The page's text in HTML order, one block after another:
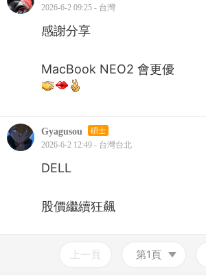
2026-6-2 09:25 - 台灣
感謝分享
MacBook NEO2 會更優
Gyagusou 碩士
2026-6-2 12:49 - 台灣台北
DELL
股價繼續狂飆
上一頁 第1頁